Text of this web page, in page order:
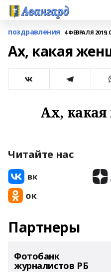
поздравления 4 ФЕВРАЛЯ 2019,
Ах, какая
Ах,
Читайте нас
Партнеры
Фотобанк
журналистов РБ